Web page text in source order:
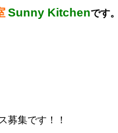
Sunny Kitchenです。
募集です！！